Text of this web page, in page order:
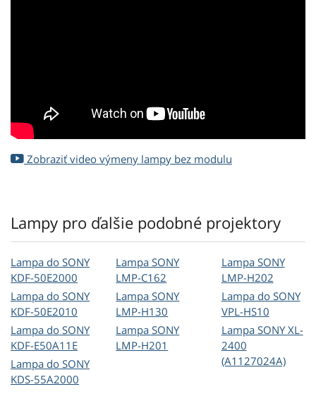
Zobraziť video výmeny lampy bez modulu
Lampy pro ďalšie podobné projektory
Lampa do SONY
KDF-50E2000
Lampa do SONY
KDF-50E2010
Lampa do SONY
KDF-E50A11E
Lampa do SONY
KDS-55A2000
Lampa SONY
LMP-C162
Lampa SONY
LMP-H130
Lampa SONY
LMP-H201
Lampa SONY
LMP-H202
Lampa do SONY
VPL-HS10
Lampa SONY XL-
2400
(A1127024A)